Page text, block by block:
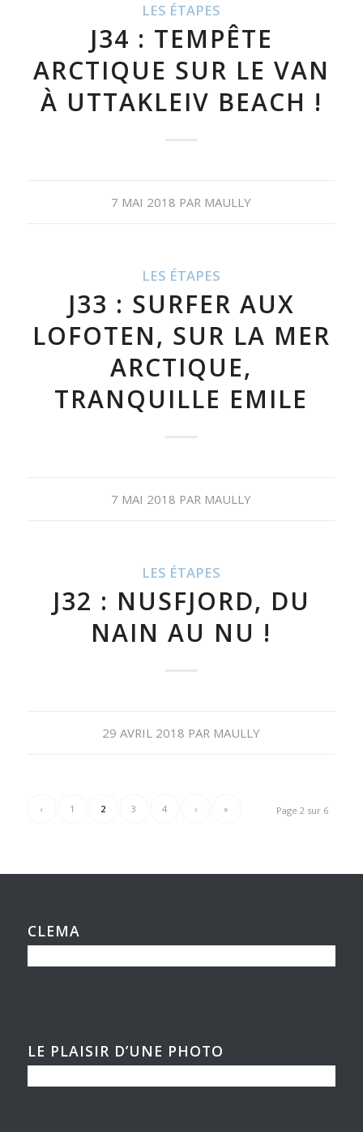
LES ÉTAPES
J34 : TEMPÊTE
ARCTIQUE SUR LE VAN
À UTTAKLEIV BEACH !
7 MAI 2018 PAR MAULLY
LES ÉTAPES
J33 : SURFER AUX
LOFOTEN, SUR LA MER
ARCTIQUE,
TRANQUILLE EMILE
7 MAI 2018 PAR MAULLY
LES ÉTAPES
J32 : NUSFJORD, DU
NAIN AU NU !
29 AVRIL 2018 PAR MAULLY
Page 2 sur 6
‹ 1 2 3 4 › »
CLEMA
LE PLAISIR D’UNE PHOTO